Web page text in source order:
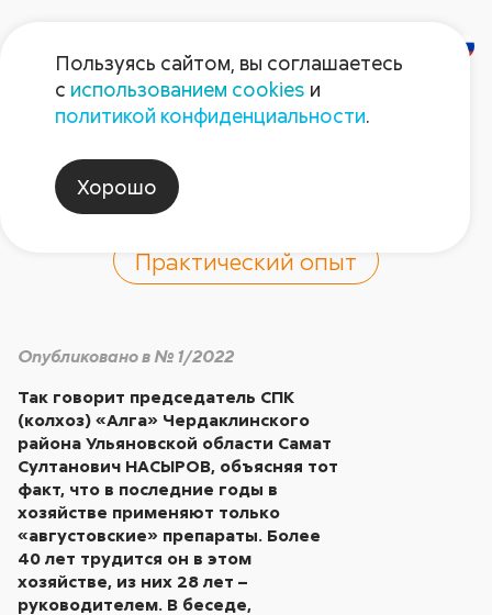
«Мы судьбу не
испытываем…»
Практический опыт
Опубликовано в № 1/2022
Так говорит председатель СПК
(колхоз) «Алга» Чердаклинского
района Ульяновской области Самат
Султанович НАСЫРОВ, объясняя тот
факт, что в последние годы в
хозяйстве применяют только
«августовские» препараты. Более
40 лет трудится он в этом
хозяйстве, из них 28 лет –
руководителем. В беседе,
Пользуясь сайтом, вы соглашаетесь
с использованием cookies и
политикой конфиденциальности.
Хорошо